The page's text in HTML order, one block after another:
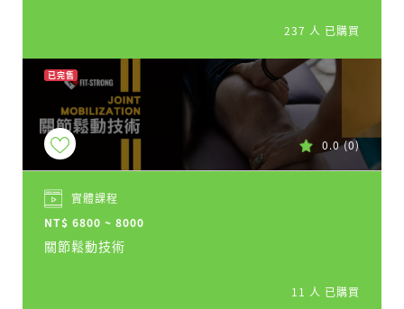
237 人 已購買
已完售
0.0 (0)
實體課程
NT$ 6800 ~ 8000
關節鬆動技術
11 人 已購買